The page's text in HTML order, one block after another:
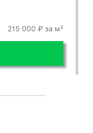
215 000 ₽ за м²